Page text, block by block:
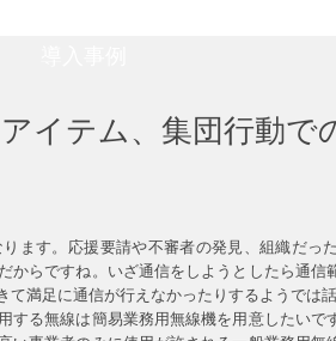
イテム、集団行動で
ます。応援要請や不審者の発見、組織だっ
からですね。いざ通信をしようとしたら通信
満足に通信が行えなかったりするようでは話
する無線は簡易業務用無線機を用意したいで